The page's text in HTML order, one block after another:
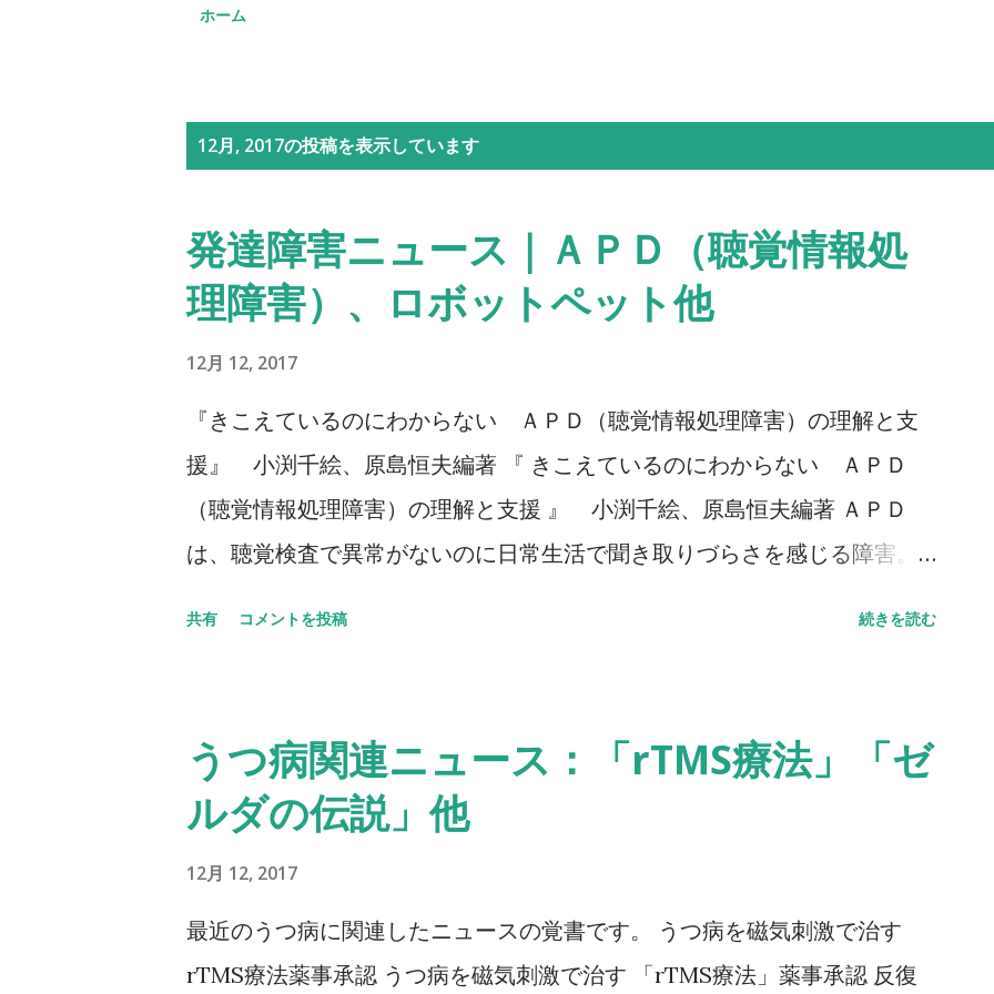
ホーム
12月, 2017の投稿を表示しています
発達障害ニュース｜ＡＰＤ（聴覚情報処
理障害）、ロボットペット他
12月 12, 2017
『きこえているのにわからない ＡＰＤ（聴覚情報処理障害）の理解と支
援』 小渕千絵、原島恒夫編著 『 きこえているのにわからない ＡＰＤ
（聴覚情報処理障害）の理解と支援 』 小渕千絵、原島恒夫編著 ＡＰＤ
は、聴覚検査で異常がないのに日常生活で聞き取りづらさを感じる障害。
狭義のAPD（純粋例） 3 脳損傷がみとめられない広義のAPD 4 APD に
類似した症状をもつANSD 5 内的要因と外的要因 2 章 APD疑い例にみら
れる症状 1 小児にみられるAPD 疑い例 2 成人にみられるAPD 疑い例 3
質問紙 2 日本で用いられている質問紙 （「きこえの困難さ検出用チ
共有 コメントを投稿 続きを読む
うつ病関連ニュース：「rTMS療法」「ゼ
ルダの伝説」他
12月 12, 2017
最近のうつ病に関連したニュースの覚書です。 うつ病を磁気刺激で治す
rTMS療法薬事承認 うつ病を磁気刺激で治す 「rTMS療法」薬事承認 反復